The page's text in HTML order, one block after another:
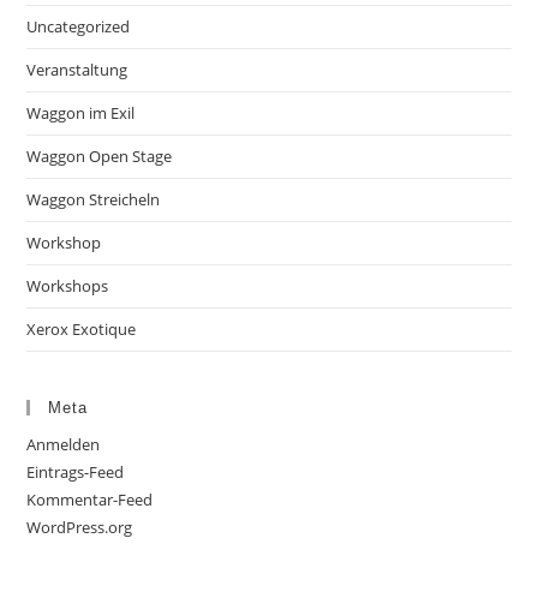
Uncategorized
Veranstaltung
Waggon im Exil
Waggon Open Stage
Waggon Streicheln
Workshop
Workshops
Xerox Exotique
Meta
Anmelden
Eintrags-Feed
Kommentar-Feed
WordPress.org